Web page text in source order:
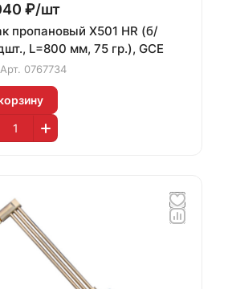
₽/шт
пропановый X501 HR (б/
L=800 мм, 75 гр.), GCE
Арт. 0767734